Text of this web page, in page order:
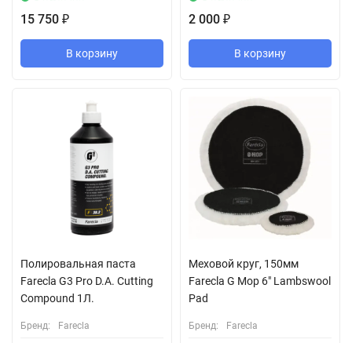
15 750 ₽
В корзину
2 000 ₽
В корзину
Полировальная паста
Farecla G3 Pro D.A. Cutting
Compound 1Л.
Бренд: Farecla
Меховой круг, 150мм
Farecla G Mop 6" Lambswool
Pad
Бренд: Farecla